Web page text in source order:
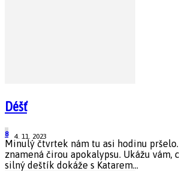
Déšť
4. 11. 2023
8
Minulý čtvrtek nám tu asi hodinu
znamená čirou apokalypsu. Ukážu vám,
silný deštík dokáže s Katarem...